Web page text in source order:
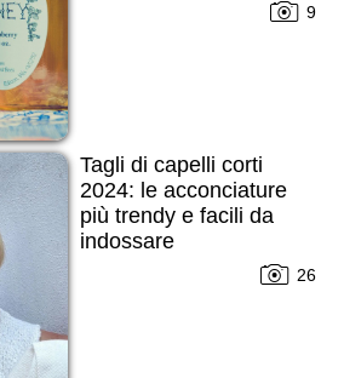
9
Tagli di capelli corti
2024: le acconciature
più trendy e facili da
indossare
indipendentemente
26